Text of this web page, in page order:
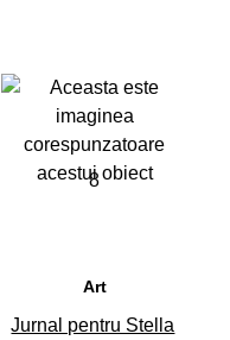
8
Art
Jurnal pentru Stella